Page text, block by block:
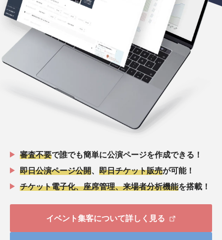
審査不要で誰でも簡単に公演ページを作成できる！
即日公演ページ公開
即日チケット販売が可能！
チケット電子化、座席管理、来場者分析機能を搭載！
イベント集客について詳しく見る